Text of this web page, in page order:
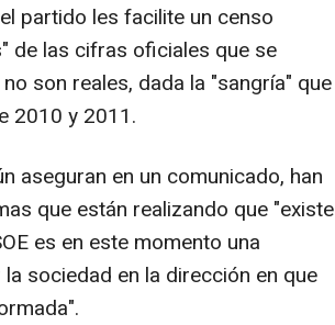
partido les facilite un censo
de las cifras oficiales que se
son reales, dada la "sangría" que
2010 y 2011.
aseguran en un comunicado, han
que están realizando que "existe
es en este momento una
sociedad en la dirección en que